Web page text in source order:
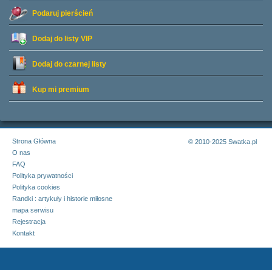
Podaruj pierścień
Dodaj do listy VIP
Dodaj do czarnej listy
Kup mi premium
Strona Główna
O nas
FAQ
Polityka prywatności
Polityka cookies
Randki : artykuły i historie miłosne
mapa serwisu
Rejestracja
Kontakt
© 2010-2025 Swatka.pl